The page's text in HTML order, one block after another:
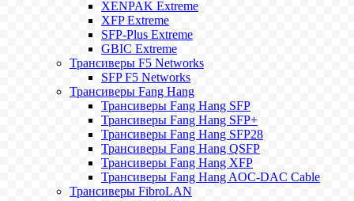
XENPAK Extreme
XFP Extreme
SFP-Plus Extreme
GBIC Extreme
Трансиверы F5 Networks
SFP F5 Networks
Трансиверы Fang Hang
Трансиверы Fang Hang SFP
Трансиверы Fang Hang SFP+
Трансиверы Fang Hang SFP28
Трансиверы Fang Hang QSFP
Трансиверы Fang Hang XFP
Трансиверы Fang Hang AOC-DAC Cable
Трансиверы FibroLAN